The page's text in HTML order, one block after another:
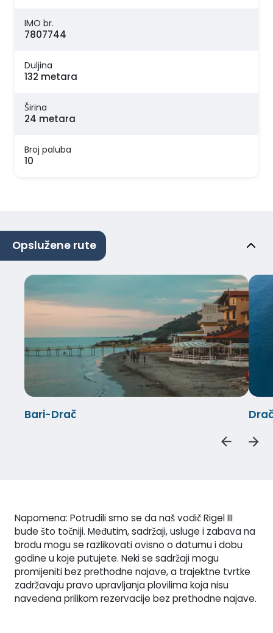
IMO br.
7807744
Duljina
132 metara
Širina
24 metara
Broj paluba
10
Opslužene rute
Bari-Drač
Napomena: Potrudili smo se da naš vodič Rigel III
bude što točniji. Međutim, sadržaji, usluge i zabava na
brodu mogu se razlikovati ovisno o datumu i dobu
godine u koje putujete. Neki se sadržaji mogu
promijeniti bez prethodne najave, a trajektne tvrtke
zadržavaju pravo upravljanja plovilima koja nisu
navedena prilikom rezervacije bez prethodne najave.